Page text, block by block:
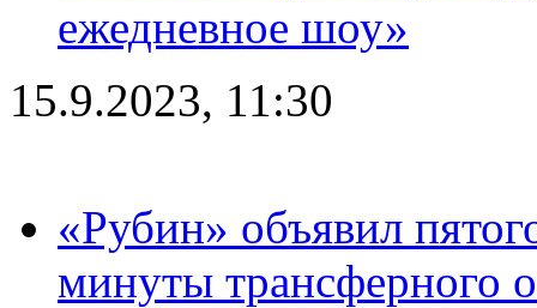
ежедневное шоу»
15.9.2023, 11:30
«Рубин» объявил
минуты трансферного